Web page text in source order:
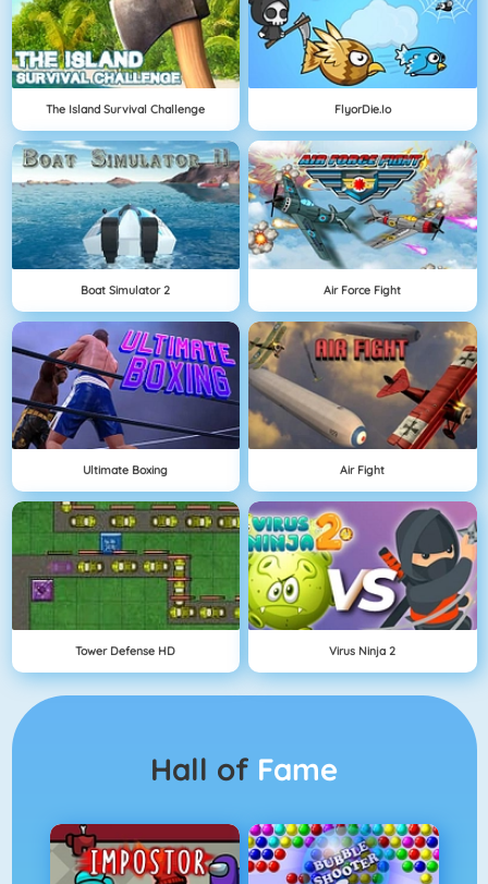
The Island Survival Challenge FlyorDie.io
Boat Simulator 2 Air Force Fight
Ultimate Boxing Air Fight
Tower Defense HD Virus Ninja 2
Hall of Fame